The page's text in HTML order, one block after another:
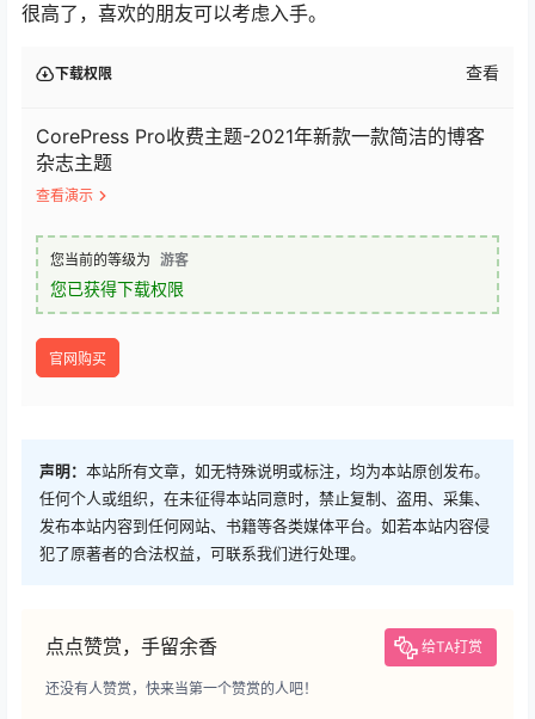
很高了，喜欢的朋友可以考虑入手。
下载权限 查看
CorePress Pro收费主题-2021年新款一款简洁的博客
杂志主题
查看演示
您当前的等级为 游客
您已获得下载权限
官网购买
声明： 本站所有文章，如无特殊说明或标注，均为本站原创发布。
任何个人或组织，在未征得本站同意时，禁止复制、盗用、采集、
发布本站内容到任何网站、书籍等各类媒体平台。如若本站内容侵
犯了原著者的合法权益，可联系我们进行处理。
点点赞赏，手留余香 给TA打赏
还没有人赞赏，快来当第一个赞赏的人吧！